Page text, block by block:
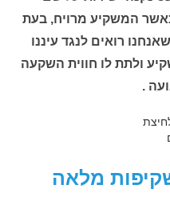
המשקיע מרויח, בעת
רואים לנגד עיננו
ולתת לו חווית השקעה
.
מלאה